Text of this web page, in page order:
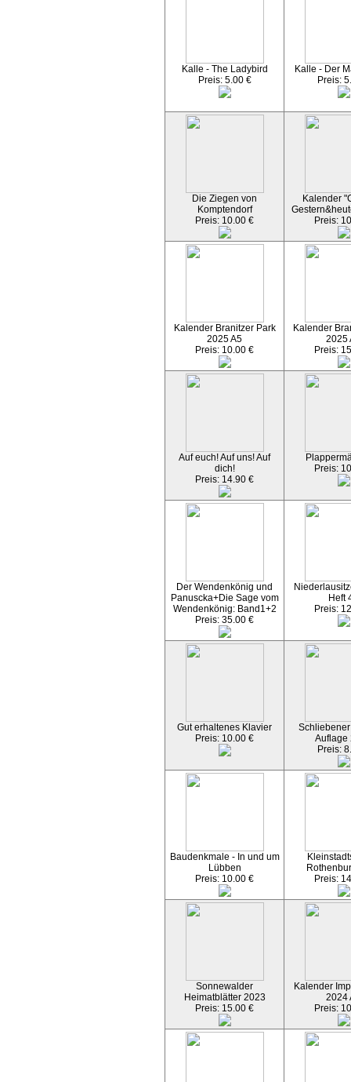
Kalle - The Ladybird
Preis: 5.00 €
Kalle - Der
Preis:
Die Ziegen von
Komptendorf
Preis: 10.00 €
Kalender
Preis:
Kalender Branitzer Park
2025 A5
Preis: 10.00 €
Kalender
2025
Preis:
Auf euch! Auf uns! Auf
dich!
Preis: 14.90 €
Preis:
Der Wendenkönig und
Panuscka+Die Sage vom
Wendenkönig: Band1+2
Preis: 35.00 €
Heft
Preis:
Gut erhaltenes Klavier
Preis: 10.00 €
Auflage
Preis:
Baudenkmale - In und um
Lübben
Preis: 10.00 €
Preis:
Sonnewalder
Heimatblätter 2023
Preis: 15.00 €
Kalender
2024
Preis: